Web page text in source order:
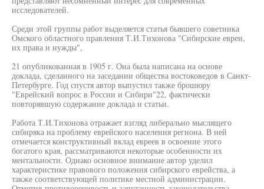
исследователей.
Среди этой группы работ выделяется статья бывшего советника
Омского областного правления Т.И.Тихонова "Сибирские евреи,
их права и нужды",
21 опубликованная в 1905 г. Она была написана на основе
доклада, сделанного на заседании общества востоковедов в Санкт-
Петербурге. Год спустя автор выпустил также брошюру
"Еврейский вопрос в России и Сибири"22, фактически
повторявшую содержание доклада и статьи.
Работа Т.И.Тихонова отражает взгляд либерально мыслящего
сибиряка на проблему еврейского населения региона. В ней
отмечается конструктивный вклад евреев в освоение этого
богатого края, рассматриваются некоторые особенности их
ментальности. Однако основное внимание автор уделил
характеристике правового положения сибирского еврейства, а
также соответствующей политике местной администрации.